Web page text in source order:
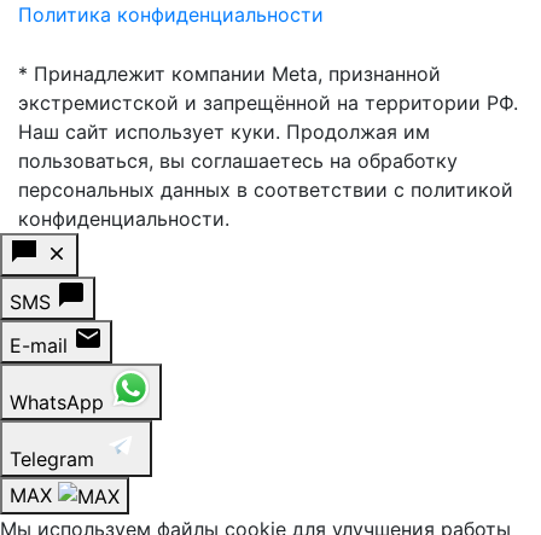
Политика конфиденциальности
* Принадлежит компании Meta, признанной
экстремистской и запрещённой на территории РФ.
Наш сайт использует куки. Продолжая им
пользоваться, вы соглашаетесь на обработку
персональных данных в соответствии с политикой
конфиденциальности.
SMS
E-mail
WhatsApp
Telegram
MAX
Мы используем файлы cookie для улучшения работы